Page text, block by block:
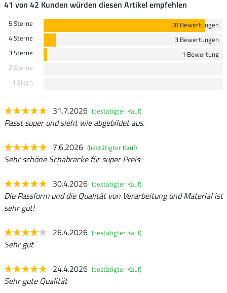
41 von 42 Kunden würden diesen Artikel empfehlen
5 Sterne
38 Bewertungen
4 Sterne
3 Bewertungen
3 Sterne
1 Bewertung
2 Sterne
1 Stern
31.7.2026 (bestätigter Kauf)
Passt super und sieht wie abgebildet aus.
7.6.2026 (bestätigter Kauf)
Sehr schöne Schabracke für super Preis
30.4.2026 (bestätigter Kauf)
Die Passform und die Qualität von Verarbeitung und Material ist
sehr gut!
26.4.2026 (bestätigter Kauf)
Sehr gut
24.4.2026 (bestätigter Kauf)
Sehr gute Qualität